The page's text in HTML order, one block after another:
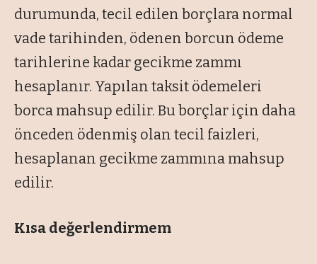
durumunda, tecil edilen borçlara normal
vade tarihinden, ödenen borcun ödeme
tarihlerine kadar gecikme zammı
hesaplanır. Yapılan taksit ödemeleri
borca mahsup edilir. Bu borçlar için daha
önceden ödenmiş olan tecil faizleri,
hesaplanan gecikme zammına mahsup
edilir.
Kısa değerlendirmem